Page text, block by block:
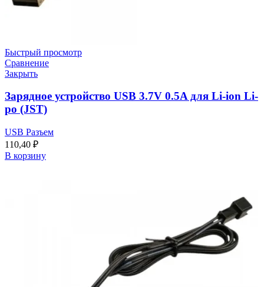
Быстрый просмотр
Сравнение
Закрыть
Зарядное устройство USB 3.7V 0.5A для Li-ion Li-
po (JST)
USB Разъем
110,40 ₽
В корзину